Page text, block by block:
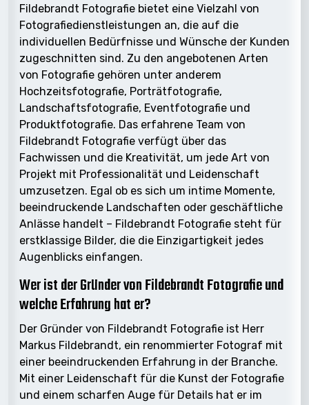
Fildebrandt Fotografie bietet eine Vielzahl von
Fotografiedienstleistungen an, die auf die
individuellen Bedürfnisse und Wünsche der Kunden
zugeschnitten sind. Zu den angebotenen Arten
von Fotografie gehören unter anderem
Hochzeitsfotografie, Porträtfotografie,
Landschaftsfotografie, Eventfotografie und
Produktfotografie. Das erfahrene Team von
Fildebrandt Fotografie verfügt über das
Fachwissen und die Kreativität, um jede Art von
Projekt mit Professionalität und Leidenschaft
umzusetzen. Egal ob es sich um intime Momente,
beeindruckende Landschaften oder geschäftliche
Anlässe handelt – Fildebrandt Fotografie steht für
erstklassige Bilder, die die Einzigartigkeit jedes
Augenblicks einfangen.
Wer ist der Gründer von Fildebrandt Fotografie und
welche Erfahrung hat er?
Der Gründer von Fildebrandt Fotografie ist Herr
Markus Fildebrandt, ein renommierter Fotograf mit
einer beeindruckenden Erfahrung in der Branche.
Mit einer Leidenschaft für die Kunst der Fotografie
und einem scharfen Auge für Details hat er im